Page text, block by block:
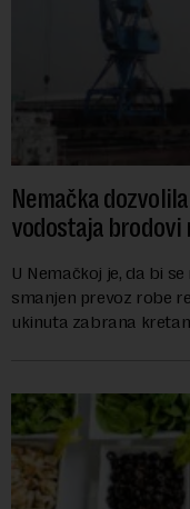
Nemačka
vodostaja brodovi
U Nemačkoj je, da bi
smanjen prevoz robe
ukinuta zabrana